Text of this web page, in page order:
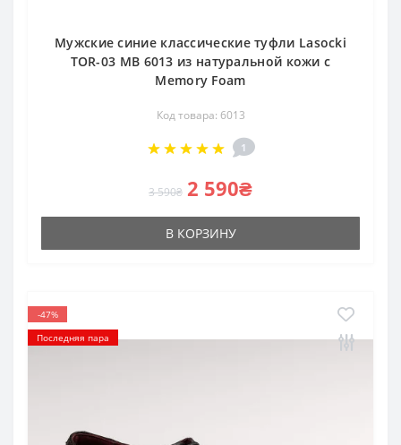
Мужские синие классические туфли Lasocki
TOR-03 MB 6013 из натуральной кожи с
Memory Foam
Код товара: 6013
1
3 590₴ 2 590₴
В КОРЗИНУ
-47%
Последняя пара